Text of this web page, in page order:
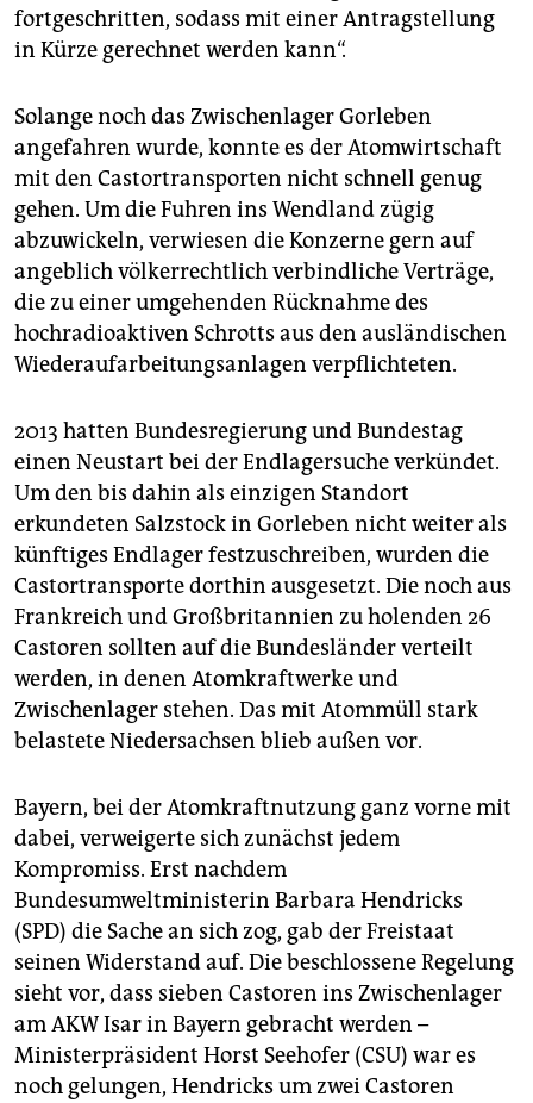
fortgeschritten, sodass mit einer Antragstellung
in Kürze gerechnet werden kann“.
Solange noch das Zwischenlager Gorleben
angefahren wurde, konnte es der Atomwirtschaft
mit den Castortransporten nicht schnell genug
gehen. Um die Fuhren ins Wendland zügig
abzuwickeln, verwiesen die Konzerne gern auf
angeblich völkerrechtlich verbindliche Verträge,
die zu einer umgehenden Rücknahme des
hochradioaktiven Schrotts aus den ausländischen
Wiederaufarbeitungsanlagen verpflichteten.
2013 hatten Bundesregierung und Bundestag
einen Neustart bei der Endlagersuche verkündet.
Um den bis dahin als einzigen Standort
erkundeten Salzstock in Gorleben nicht weiter als
künftiges Endlager festzuschreiben, wurden die
Castortransporte dorthin ausgesetzt. Die noch aus
Frankreich und Großbritannien zu holenden 26
Castoren sollten auf die Bundesländer verteilt
werden, in denen Atomkraftwerke und
Zwischenlager stehen. Das mit Atommüll stark
belastete Niedersachsen blieb außen vor.
Bayern, bei der Atomkraftnutzung ganz vorne mit
dabei, verweigerte sich zunächst jedem
Kompromiss. Erst nachdem
Bundesumweltministerin Barbara Hendricks
(SPD) die Sache an sich zog, gab der Freistaat
seinen Widerstand auf. Die beschlossene Regelung
sieht vor, dass sieben Castoren ins Zwischenlager
am AKW Isar in Bayern gebracht werden –
Ministerpräsident Horst Seehofer (CSU) war es
noch gelungen, Hendricks um zwei Castoren